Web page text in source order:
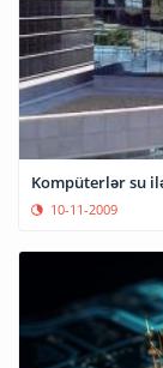
Kompüterlər su
10-11-2009